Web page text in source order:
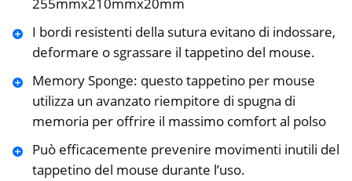
I bordi resistenti della sutura evitano di indossare,
deformare o sgrassare il tappetino del mouse.
Memory Sponge: questo tappetino per mouse
utilizza un avanzato riempitore di spugna di
memoria per offrire il massimo comfort al polso
Può efficacemente prevenire movimenti inutili del
tappetino del mouse durante l’uso.